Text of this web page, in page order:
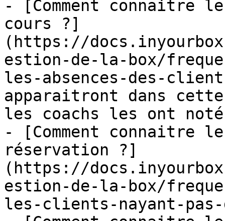
- [Comment connaitre
cours ?]
(https://
estion-de-la-box/
les-absences-des-
apparaitront dans
les coachs les ont noté
- [Comment connaitre
réservation ?]
(https://
estion-de-la-box/
les-clients-nayant-